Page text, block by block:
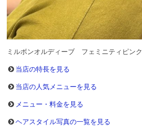
ミルボンオルディーブ フェミニティピンク
当店の特長を見る
当店の人気メニューを見る
メニュー・料金を見る
ヘアスタイル写真の一覧を見る